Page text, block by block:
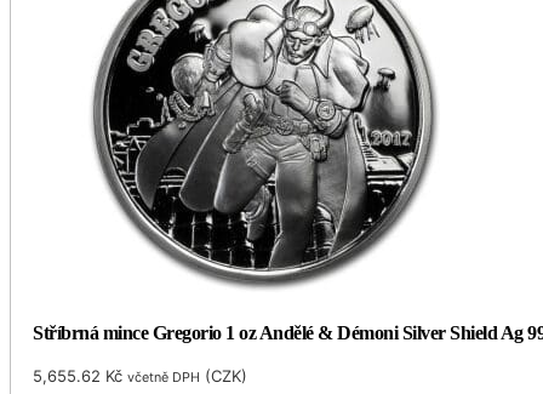
Stříbrná mince Gregorio 1 oz Andělé & Démoni Silver Shield Ag
5,655.62 Kč včetně DPH (CZK)